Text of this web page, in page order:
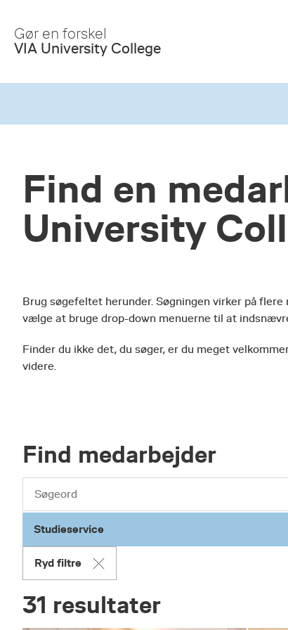
Main
Content
Gør en forskel
VIA University College
Find en
University
Brug søgefeltet herunder. Søgningen virker på
vælge at bruge drop-down menuerne til at
Finder du ikke det, du søger, er du meget
videre.
Find medarbejder
Studieservice
Ryd filtre
31 resultater